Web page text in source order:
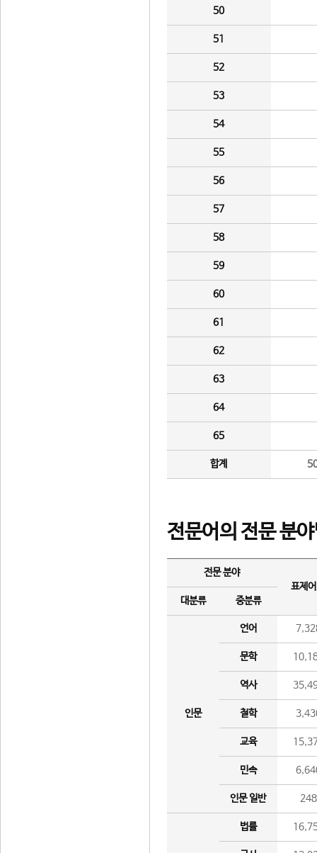
50
51
52
53
54
55
56
57
58
59
60
61
62
63
64
65
합계
전문어의 전문 분
전문 분야
표제
대분류
중분류
인문
언어
문학
역사
철학
교육
민속
인문 일반 248
법률